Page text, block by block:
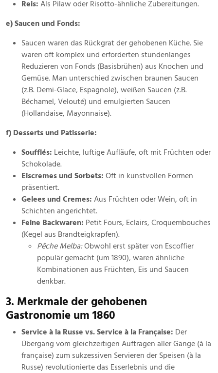
Reis: Als Pilaw oder Risotto-ähnliche Zubereitungen.
e) Saucen und Fonds:
Saucen waren das Rückgrat der gehobenen Küche. Sie
waren oft komplex und erforderten stundenlanges
Reduzieren von Fonds (Basisbrühen) aus Knochen und
Gemüse. Man unterschied zwischen braunen Saucen
(z.B. Demi-Glace, Espagnole), weißen Saucen (z.B.
Béchamel, Velouté) und emulgierten Saucen
(Hollandaise, Mayonnaise).
f) Desserts und Patisserie:
Soufflés: Leichte, luftige Aufläufe, oft mit Früchten oder
Schokolade.
Eiscremes und Sorbets: Oft in kunstvollen Formen
präsentiert.
Gelees und Cremes: Aus Früchten oder Wein, oft in
Schichten angerichtet.
Feine Backwaren: Petit Fours, Eclairs, Croquembouches
(Kegel aus Brandteigkrapfen).
Pêche Melba:Obwohl erst später von Escoffier
populär gemacht (um 1890), waren ähnliche
Kombinationen aus Früchten, Eis und Saucen
denkbar.
3. Merkmale der gehobenen
Gastronomie um 1860
Service à la Russe vs. Service à la Française: Der
Übergang vom gleichzeitigen Auftragen aller Gänge (à la
française) zum sukzessiven Servieren der Speisen (à la
Russe) revolutionierte das Esserlebnis und die